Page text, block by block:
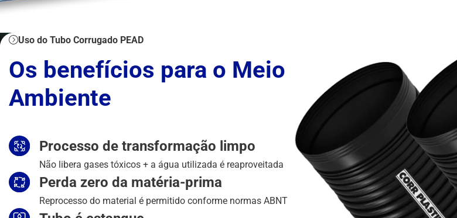
Uso do Tubo Corrugado PEAD
Os benefícios para o Meio
Ambiente
Processo de transformação limpo
Não libera gases tóxicos + a água utilizada é reaproveitada
Perda zero da matéria-prima
Reprocesso do material é permitido conforme normas ABNT